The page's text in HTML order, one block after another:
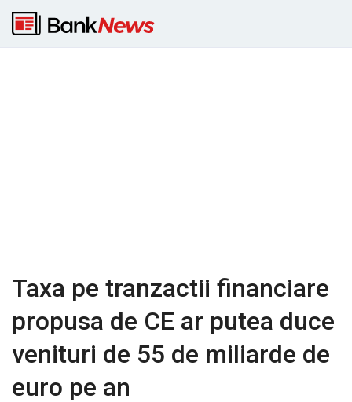
Taxa pe tranzactii financiare
propusa de CE ar putea duce
venituri de 55 de miliarde de
euro pe an